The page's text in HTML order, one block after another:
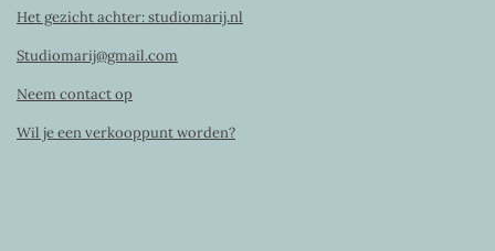
Het gezicht achter: studiomarij.nl
Studiomarij@gmail.com
Neem contact op
Wil je een verkooppunt worden?